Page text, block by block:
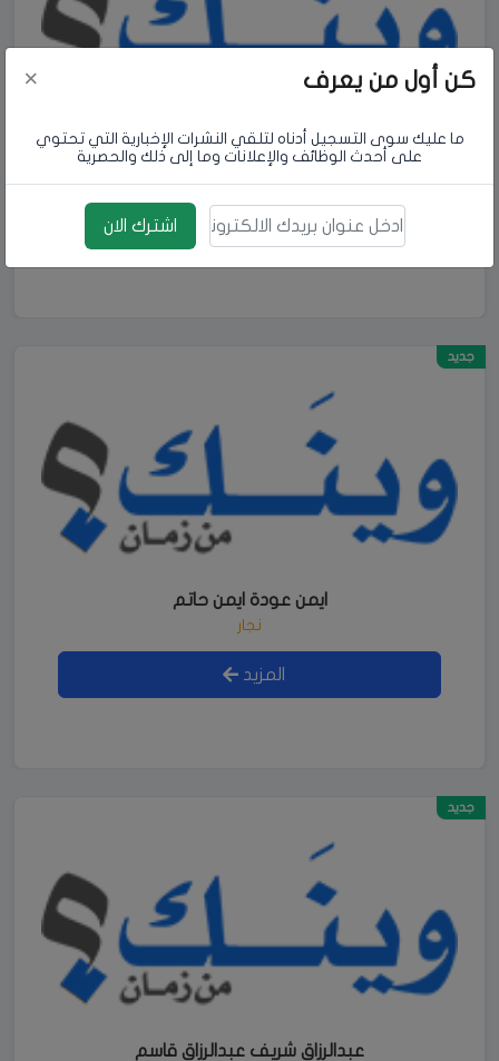
داود محمد ظاهر غرابه
المزيد
جديد
ايمن عودة ايمن حاتم
نجار
المزيد
جديد
عبدالرزاق شريف عبدالرزاق قاسم
كن أول من يعرف ×
ما عليك سوى التسجيل أدناه لتلقي النشرات الإخبارية التي تحتوي
على أحدث الوظائف والإعلانات وما إلى ذلك والحصرية
بريد الالكتروني اشترك الان